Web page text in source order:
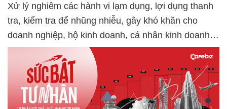
Xử lý nghiêm các hành vi lạm dụng, lợi dụng thanh
tra, kiểm tra để nhũng nhiễu, gây khó khăn cho
doanh nghiệp, hộ kinh doanh, cá nhân kinh doanh…